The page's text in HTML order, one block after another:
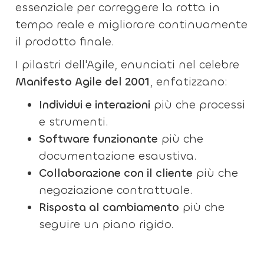
essenziale per correggere la rotta in
tempo reale e migliorare continuamente
il prodotto finale.
I pilastri dell'Agile, enunciati nel celebre
Manifesto Agile del 2001, enfatizzano:
Individui e interazioni più che processi
e strumenti.
Software funzionante più che
documentazione esaustiva.
Collaborazione con il cliente più che
negoziazione contrattuale.
Risposta al cambiamento più che
seguire un piano rigido.